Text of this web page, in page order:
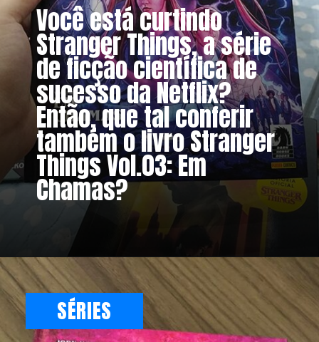
Você está curtindo
Stranger Things, a série
de ficção científica de
sucesso da Netflix?
Então, que tal conferir
também o livro Stranger
Things Vol.03: Em
Chamas?
SÉRIES